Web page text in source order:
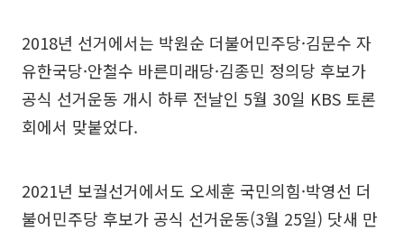
2018년 선거에서는 박원순 더불어민주당·김문수 자
유한국당·안철수 바른미래당·김종민 정의당 후보가
공식 선거운동 개시 하루 전날인 5월 30일 KBS 토론
회에서 맞붙었다.
2021년 보궐선거에서도 오세훈 국민의힘·박영선 더
불어민주당 후보가 공식 선거운동(3월 25일) 닷새 만